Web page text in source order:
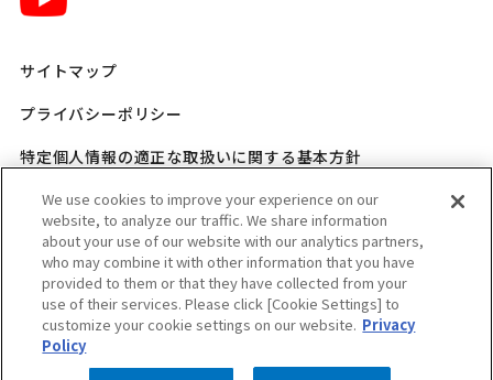
サイトマップ
プライバシーポリシー
特定個人情報の適正な取扱いに関する基本方針
三菱ガス化学 SNSポリシー
ご利用規程
ウェブアクセシビリティ方針
適格請求書発行事業者登録番号のお知らせ
We use cookies to improve your experience on our
website, to analyze our traffic. We share information
about your use of our website with our analytics partners,
who may combine it with other information that you have
provided to them or that they have collected from your
use of their services. Please click [Cookie Settings] to
customize your cookie settings on our website. Privacy
Policy